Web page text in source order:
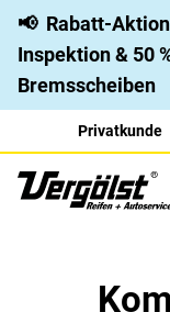
📢 Rabatt-
Inspektion & 50
Bremsscheiben
Privatkunde